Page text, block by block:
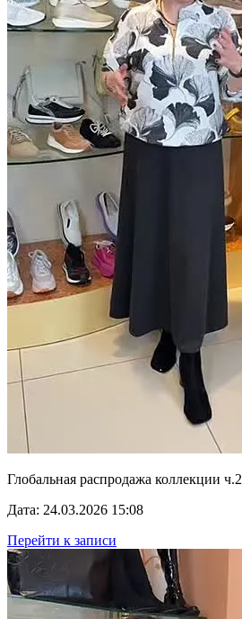
Глобальная распродажа коллекции ч.2
Дата: 24.03.2026 15:08
Перейти к записи